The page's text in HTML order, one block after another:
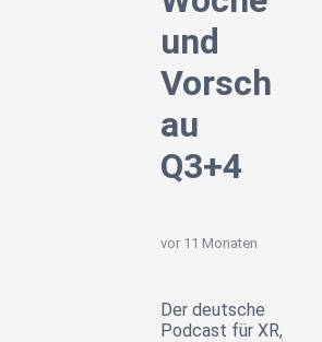
und
Vorsch
au
Q3+4
vor 11 Monaten
Der deutsche
Podcast für XR,